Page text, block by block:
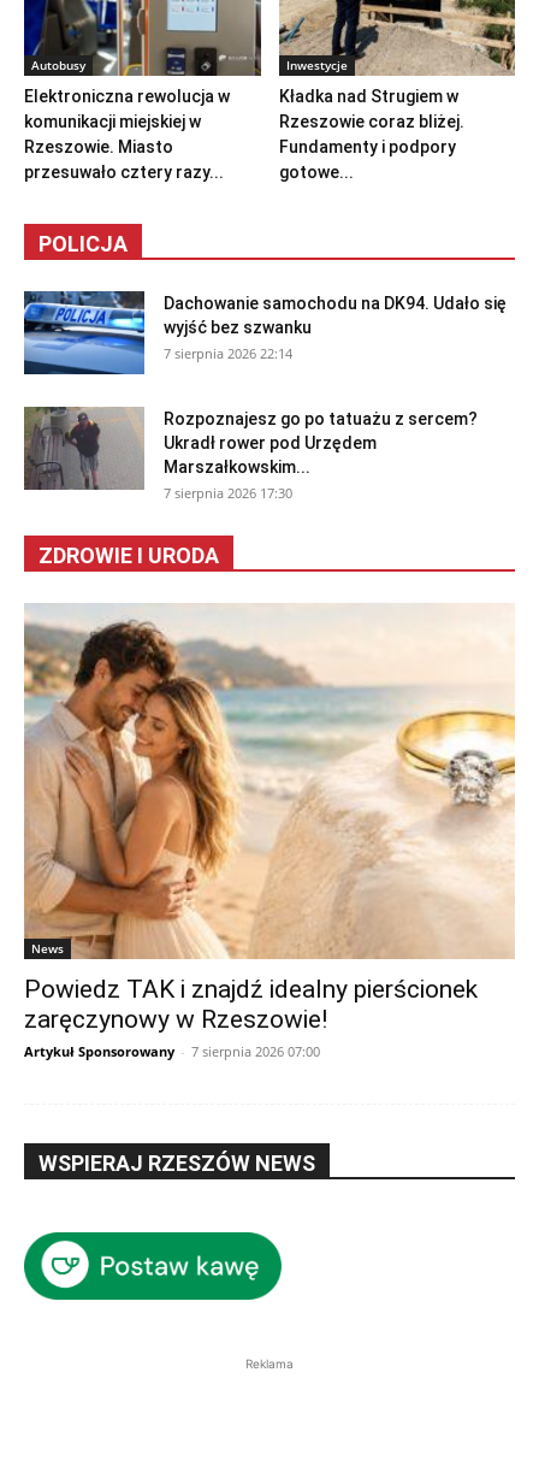
Autobusy
Elektroniczna rewolucja w
komunikacji miejskiej w
Rzeszowie. Miasto
przesuwało cztery razy...
Inwestycje
Kładka nad Strugiem w
Rzeszowie coraz bliżej.
Fundamenty i podpory
gotowe...
POLICJA
Dachowanie samochodu na DK94. Udało się
wyjść bez szwanku
7 sierpnia 2026 22:14
Rozpoznajesz go po tatuażu z sercem?
Ukradł rower pod Urzędem
Marszałkowskim...
7 sierpnia 2026 17:30
ZDROWIE I URODA
News
Powiedz TAK i znajdź idealny pierścionek
zaręczynowy w Rzeszowie!
Artykuł Sponsorowany - 7 sierpnia 2026 07:00
WSPIERAJ RZESZÓW NEWS
Reklama